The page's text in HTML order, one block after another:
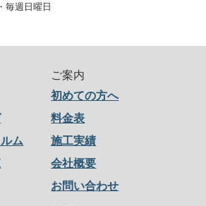
毎週日曜日
ム
ご案内
初めての方へ
料金表
施工実績
会社概要
お問い合わせ